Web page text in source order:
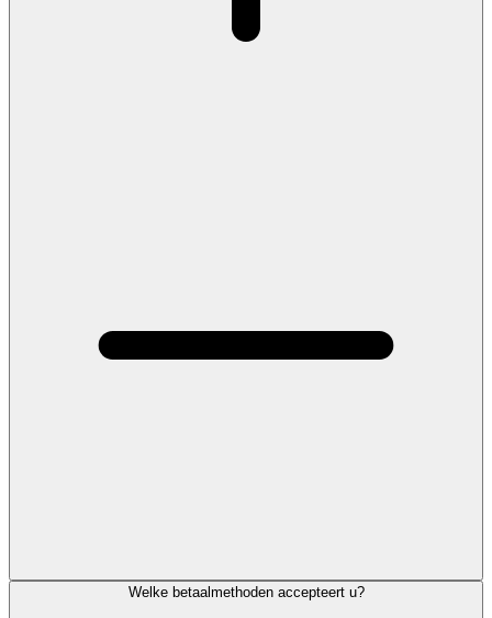
Welke betaalmethoden accepteert u?